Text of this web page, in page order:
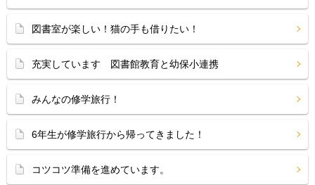
図書室が楽しい！猫の手も借りたい！
充実しています 図書館教育と幼保小連携
みんなの修学旅行！
6年生が修学旅行から帰ってきました！
コツコツ準備を進めています。